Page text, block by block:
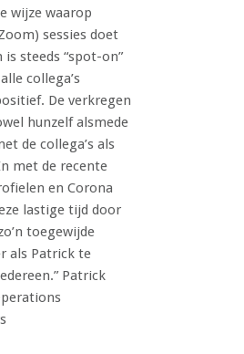
wijze waarop
sessies doet
steeds “spot-on”
collega’s
De verkregen
hunzelf alsmede
de collega’s als
met de recente
en Corona
lastige tijd door
toegewijde
als Patrick te
Patrick